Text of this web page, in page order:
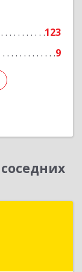
123
9
Подробнее